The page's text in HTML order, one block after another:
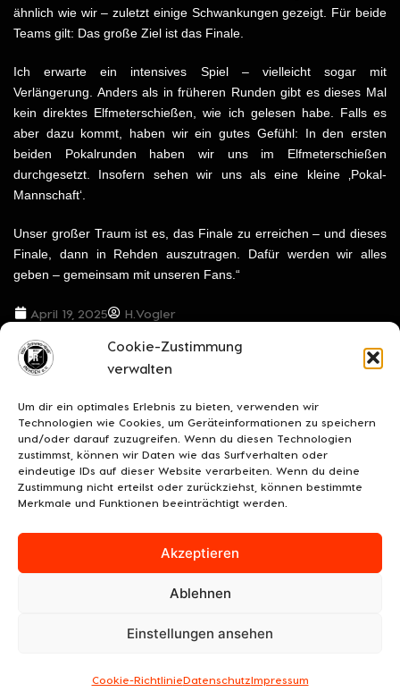
Cookie-Zustimmung
verwalten
Um dir ein optimales Erlebnis zu bieten, verwenden wir
Technologien wie Cookies, um Geräteinformationen zu speichern
und/oder darauf zuzugreifen. Wenn du diesen Technologien
zustimmst, können wir Daten wie das Surfverhalten oder
eindeutige IDs auf dieser Website verarbeiten. Wenn du deine
Zustimmung nicht erteilst oder zurückziehst, können bestimmte
Merkmale und Funktionen beeinträchtigt werden.
Akzeptieren
Ablehnen
Einstellungen ansehen
Cookie-RichtlinieDatenschutzImpressum
ähnlich wie wir – zuletzt einige Schwankungen gezeigt. Für beide
Teams gilt: Das große Ziel ist das Finale.
Ich erwarte ein intensives Spiel – vielleicht sogar mit
Verlängerung. Anders als in früheren Runden gibt es dieses Mal
kein direktes Elfmeterschießen, wie ich gelesen habe. Falls es
aber dazu kommt, haben wir ein gutes Gefühl: In den ersten
beiden Pokalrunden haben wir uns im Elfmeterschießen
durchgesetzt. Insofern sehen wir uns als eine kleine ‚Pokal-
Mannschaft‘.
Unser großer Traum ist es, das Finale zu erreichen – und dieses
Finale, dann in Rehden auszutragen. Dafür werden wir alles
geben – gemeinsam mit unseren Fans.“
April 19, 2025 H.Vogler
VORIGER BEITRAG NÄCHSTER BEITRAG
UNSERE SPONSOREN KONTAKT
DATENSCHUTZ/COOKIES COOKIE-RICHTLINIE (EU)